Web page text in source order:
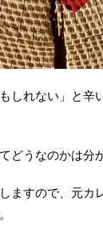
しれない」と辛
どうなのかは分
ますので、元カ